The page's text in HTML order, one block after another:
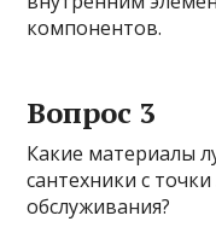
компонентов.
Вопрос 3
Какие материалы
сантехники с
обслуживания?